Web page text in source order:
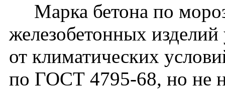
Марка бетона по
железобетонных изделий
от климатических
по ГОСТ 4795-68, но не